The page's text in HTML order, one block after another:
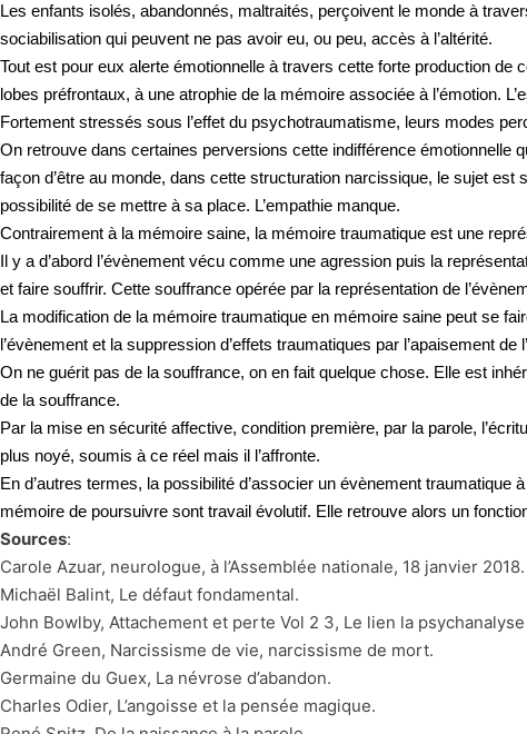
Les enfants isolés, abandonnés, maltraités, perçoivent le monde à
sociabilisation qui peuvent ne pas avoir eu, ou peu, accès à l’altérité.
Tout est pour eux alerte émotionnelle à travers cette forte production de
lobes préfrontaux, à une atrophie de la mémoire associée à l’émotion.
Fortement stressés sous l’effet du psychotraumatisme, leurs modes
On retrouve dans certaines perversions cette indifférence émotionnelle
façon d’être au monde, dans cette structuration narcissique, le sujet est
possibilité de se mettre à sa place. L’empathie manque.
Contrairement à la mémoire saine, la mémoire traumatique est une
Il y a d’abord l’évènement vécu comme une agression puis la
et faire souffrir. Cette souffrance opérée par la représentation de
La modification de la mémoire traumatique en mémoire saine peut se
l’évènement et la suppression d’effets traumatiques par l’apaisement
On ne guérit pas de la souffrance, on en fait quelque chose. Elle est
de la souffrance.
Par la mise en sécurité affective, condition première, par la parole,
plus noyé, soumis à ce réel mais il l’affronte.
En d’autres termes, la possibilité d’associer un évènement
mémoire de poursuivre sont travail évolutif. Elle retrouve alors un
Sources:
Carole Azuar, neurologue, à l’Assemblée nationale, 18 janvier
Michaël Balint, Le défaut fondamental.
John Bowlby, Attachement et perte Vol 2 3, Le lien la
André Green, Narcissisme de vie, narcissisme de mort.
Germaine du Guex, La névrose d’abandon.
Charles Odier, L’angoisse et la pensée magique.